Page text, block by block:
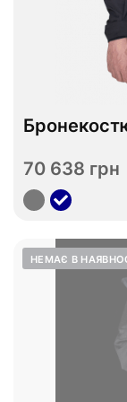
70 638 грн
Відправимо
Розмір
Плитоноска